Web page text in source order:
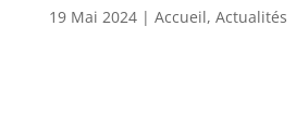
19 Mai 2024| Accueil, Actualités